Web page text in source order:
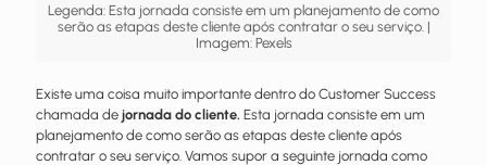
Legenda: Esta jornada consiste em um planejamento de como
serão as etapas deste cliente após contratar o seu serviço. |
Imagem: Pexels
Existe uma coisa muito importante dentro do Customer Success
chamada de jornada do cliente. Esta jornada consiste em um
planejamento de como serão as etapas deste cliente após
contratar o seu serviço. Vamos supor a seguinte jornada como